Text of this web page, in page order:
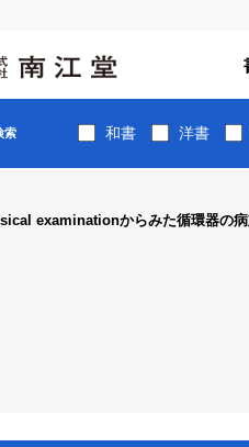
索 和書 洋書
examinationからみた循環器の